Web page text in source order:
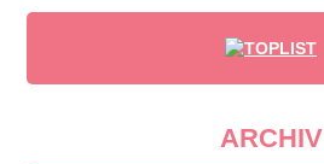
ARCHIV